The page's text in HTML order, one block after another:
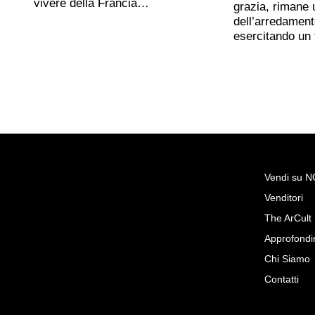
vivere della Francia…
grazia, rimane
esercitando
Richiedi Maggiori Info
Lampadario Italiano In Vetro
60
Vendi su
Venditori
The ArCult
Chi Siamo
Contatti